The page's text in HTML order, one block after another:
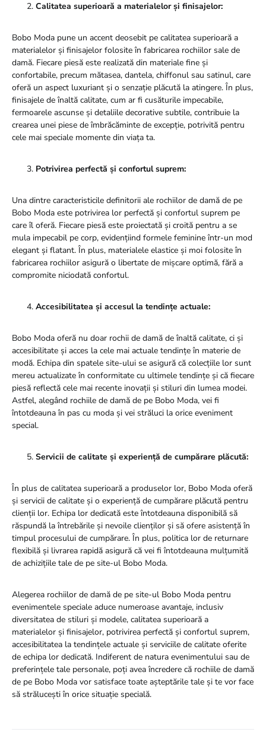
Calitatea superioară a materialelor și finisajelor:
Bobo Moda pune un accent deosebit pe calitatea superioară a
materialelor și finisajelor folosite în fabricarea rochiilor sale de
damă. Fiecare piesă este realizată din materiale fine și
confortabile, precum mătasea, dantela, chiffonul sau satinul, care
oferă un aspect luxuriant și o senzație plăcută la atingere. În plus,
finisajele de înaltă calitate, cum ar fi cusăturile impecabile,
fermoarele ascunse și detaliile decorative subtile, contribuie la
crearea unei piese de îmbrăcăminte de excepție, potrivită pentru
cele mai speciale momente din viața ta.
Potrivirea perfectă și confortul suprem:
Una dintre caracteristicile definitorii ale rochiilor de damă de pe
Bobo Moda este potrivirea lor perfectă și confortul suprem pe
care îl oferă. Fiecare piesă este proiectată și croită pentru a se
mula impecabil pe corp, evidențiind formele feminine într-un mod
elegant și flatant. În plus, materialele elastice și moi folosite în
fabricarea rochiilor asigură o libertate de mișcare optimă, fără a
compromite niciodată confortul.
Accesibilitatea și accesul la tendințe actuale:
Bobo Moda oferă nu doar rochii de damă de înaltă calitate, ci și
accesibilitate și acces la cele mai actuale tendințe în materie de
modă. Echipa din spatele site-ului se asigură că colecțiile lor sunt
mereu actualizate în conformitate cu ultimele tendințe și că fiecare
piesă reflectă cele mai recente inovații și stiluri din lumea modei.
Astfel, alegând rochiile de damă de pe Bobo Moda, vei fi
întotdeauna în pas cu moda și vei străluci la orice eveniment
special.
Servicii de calitate și experiență de cumpărare plăcută:
În plus de calitatea superioară a produselor lor, Bobo Moda oferă
și servicii de calitate și o experiență de cumpărare plăcută pentru
clienții lor. Echipa lor dedicată este întotdeauna disponibilă să
răspundă la întrebările și nevoile clienților și să ofere asistență în
timpul procesului de cumpărare. În plus, politica lor de returnare
flexibilă și livrarea rapidă asigură că vei fi întotdeauna mulțumită
de achizițiile tale de pe site-ul Bobo Moda.
Alegerea rochiilor de damă de pe site-ul Bobo Moda pentru
evenimentele speciale aduce numeroase avantaje, inclusiv
diversitatea de stiluri și modele, calitatea superioară a
materialelor și finisajelor, potrivirea perfectă și confortul suprem,
accesibilitatea la tendințele actuale și serviciile de calitate oferite
de echipa lor dedicată. Indiferent de natura evenimentului sau de
preferințele tale personale, poți avea încredere că rochiile de damă
de pe Bobo Moda vor satisface toate așteptările tale și te vor face
să strălucești în orice situație specială.